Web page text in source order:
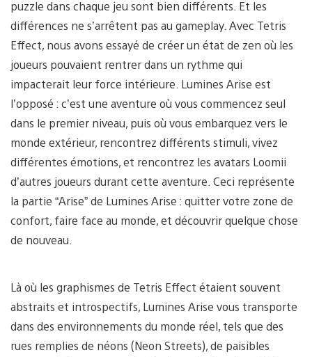
puzzle dans chaque jeu sont bien différents. Et les
différences ne s’arrêtent pas au gameplay. Avec Tetris
Effect, nous avons essayé de créer un état de zen où les
joueurs pouvaient rentrer dans un rythme qui
impacterait leur force intérieure. Lumines Arise est
l’opposé : c’est une aventure où vous commencez seul
dans le premier niveau, puis où vous embarquez vers le
monde extérieur, rencontrez différents stimuli, vivez
différentes émotions, et rencontrez les avatars Loomii
d’autres joueurs durant cette aventure. Ceci représente
la partie “Arise” de Lumines Arise : quitter votre zone de
confort, faire face au monde, et découvrir quelque chose
de nouveau.
Là où les graphismes de Tetris Effect étaient souvent
abstraits et introspectifs, Lumines Arise vous transporte
dans des environnements du monde réel, tels que des
rues remplies de néons (Neon Streets), de paisibles